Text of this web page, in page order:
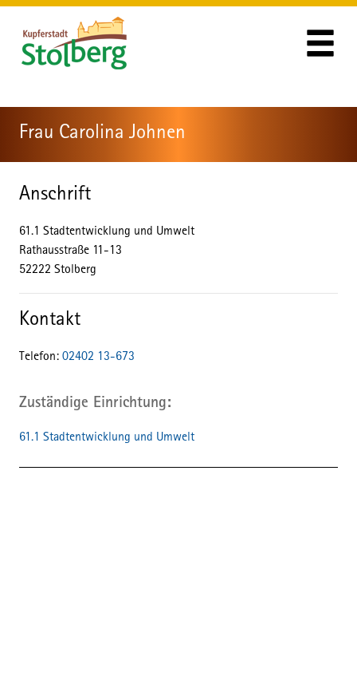
Zum Hauptinhalt springen
Zum Header
Zum Hauptinhalt
Zum Footer
Frau Carolina Johnen
Anschrift
61.1 Stadtentwicklung und Umwelt
Rathausstraße 11-13
52222 Stolberg
Kontakt
Telefon: 02402 13-673
Zuständige Einrichtung
61.1 Stadtentwicklung und Umwelt